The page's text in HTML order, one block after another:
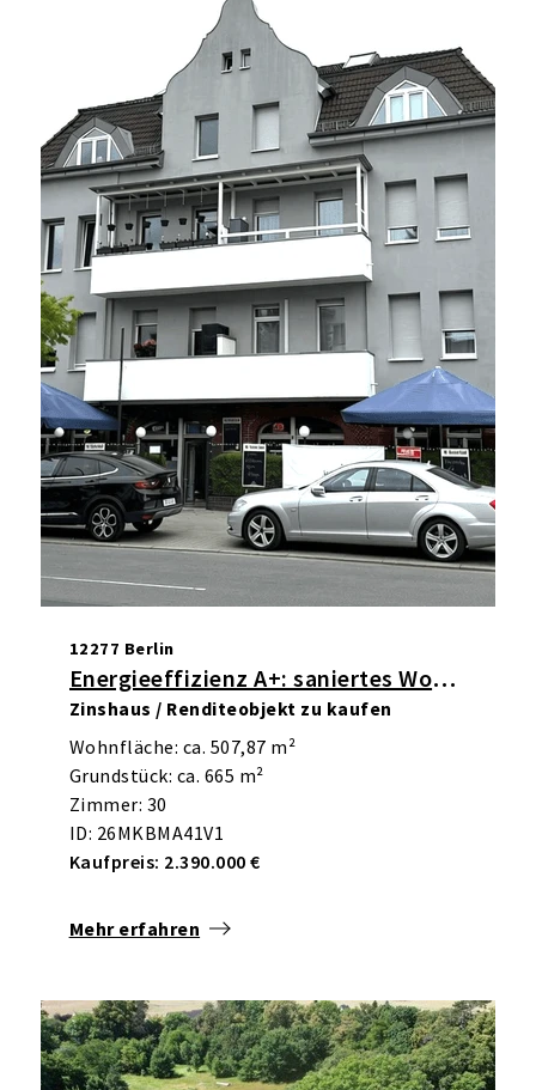
12277 Berlin
Energieeffizienz A+: saniertes Wohn- und Geschäftshaus in Marienfelde
Zinshaus / Renditeobjekt zu kaufen
Wohnfläche: ca. 507,87 m²
Grundstück: ca. 665 m²
Zimmer: 30
ID: 26MKBMA41V1
Kaufpreis: 2.390.000 €
Mehr erfahren